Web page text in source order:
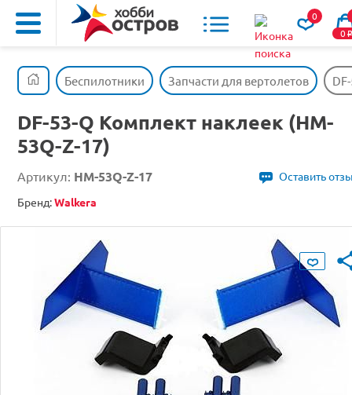
0
0o
Беспилотники Запчасти для вертолетов
DF-53-Q Комплект наклеек (HM-
53Q-Z-17)
Артикул: HM-53Q-Z-17
Оставить
Бренд:Walkera